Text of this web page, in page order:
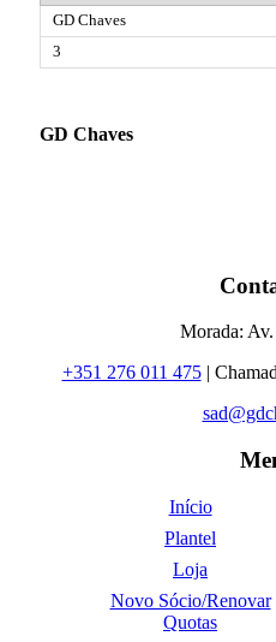
GD Chaves
Morada:
+351 276 011 475|
Início
Plantel
Loja
Novo Sócio/Renovar
Quotas